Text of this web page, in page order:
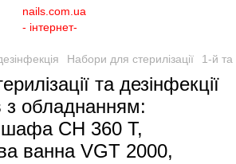
Набори для стерилізації 1-й
та дезінфекції
з обладнанням:
CH 360 T,
ванна VGT 2000,